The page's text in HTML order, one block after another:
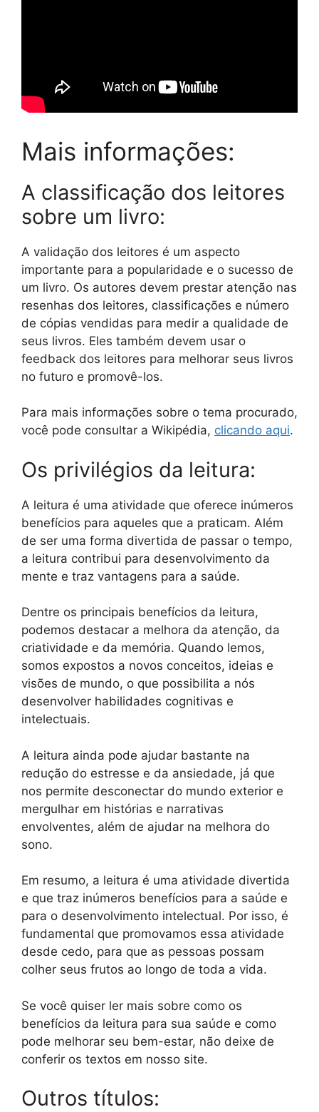
Mais informações:
A classificação dos leitores
sobre um livro:
A validação dos leitores é um aspecto
importante para a popularidade e o sucesso de
um livro. Os autores devem prestar atenção nas
resenhas dos leitores, classificações e número
de cópias vendidas para medir a qualidade de
seus livros. Eles também devem usar o
feedback dos leitores para melhorar seus livros
no futuro e promovê-los.
Para mais informações sobre o tema procurado,
você pode consultar a Wikipédia, clicando aqui.
Os privilégios da leitura:
A leitura é uma atividade que oferece inúmeros
benefícios para aqueles que a praticam. Além
de ser uma forma divertida de passar o tempo,
a leitura contribui para desenvolvimento da
mente e traz vantagens para a saúde.
Dentre os principais benefícios da leitura,
podemos destacar a melhora da atenção, da
criatividade e da memória. Quando lemos,
somos expostos a novos conceitos, ideias e
visões de mundo, o que possibilita a nós
desenvolver habilidades cognitivas e
intelectuais.
A leitura ainda pode ajudar bastante na
redução do estresse e da ansiedade, já que
nos permite desconectar do mundo exterior e
mergulhar em histórias e narrativas
envolventes, além de ajudar na melhora do
sono.
Em resumo, a leitura é uma atividade divertida
e que traz inúmeros benefícios para a saúde e
para o desenvolvimento intelectual. Por isso, é
fundamental que promovamos essa atividade
desde cedo, para que as pessoas possam
colher seus frutos ao longo de toda a vida.
Se você quiser ler mais sobre como os
benefícios da leitura para sua saúde e como
pode melhorar seu bem-estar, não deixe de
conferir os textos em nosso site.
Outros títulos: